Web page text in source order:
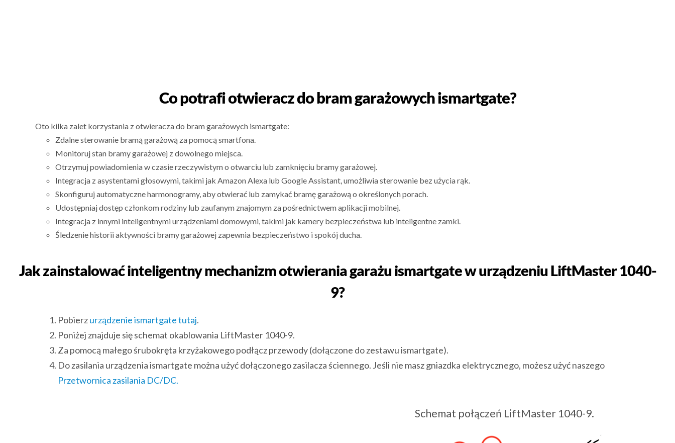
Co potrafi otwieracz do bram garażowych ismartgate?
Oto kilka zalet korzystania z otwieracza do bram garażowych ismartgate:
Zdalne sterowanie bramą garażową za pomocą smartfona.
Monitoruj stan bramy garażowej z dowolnego miejsca.
Otrzymuj powiadomienia w czasie rzeczywistym o otwarciu lub zamknięciu bramy garażowej.
Integracja z asystentami głosowymi, takimi jak Amazon Alexa lub Google Assistant, umożliwia sterowanie bez użycia rąk.
Skonfiguruj automatyczne harmonogramy, aby otwierać lub zamykać bramę garażową o określonych porach.
Udostępniaj dostęp członkom rodziny lub zaufanym znajomym za pośrednictwem aplikacji mobilnej.
Integracja z innymi inteligentnymi urządzeniami domowymi, takimi jak kamery bezpieczeństwa lub inteligentne zamki.
Śledzenie historii aktywności bramy garażowej zapewnia bezpieczeństwo i spokój ducha.
Jak zainstalować inteligentny mechanizm otwierania garażu ismartgate w urządzeniu LiftMaster 1040-
9?
Pobierzurządzenie ismartgate tutaj.
Poniżej znajduje się schemat okablowania LiftMaster 1040-9.
Za pomocą małego śrubokręta krzyżakowego podłącz przewody (dołączone do zestawu ismartgate).
Do zasilania urządzenia ismartgate można użyć dołączonego zasilacza ściennego. Jeśli nie masz gniazdka elektrycznego, możesz użyć naszego
Przetwornica zasilania DC/DC.
Schemat połączeń LiftMaster 1040-9.